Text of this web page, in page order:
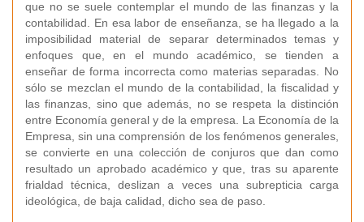
que no se suele contemplar el mundo de las finanzas y la
contabilidad. En esa labor de enseñanza, se ha llegado a la
imposibilidad material de separar determinados temas y
enfoques que, en el mundo académico, se tienden a
enseñar de forma incorrecta como materias separadas. No
sólo se mezclan el mundo de la contabilidad, la fiscalidad y
las finanzas, sino que además, no se respeta la distinción
entre Economía general y de la empresa. La Economía de la
Empresa, sin una comprensión de los fenómenos generales,
se convierte en una colección de conjuros que dan como
resultado un aprobado académico y que, tras su aparente
frialdad técnica, deslizan a veces una subrepticia carga
ideológica, de baja calidad, dicho sea de paso.